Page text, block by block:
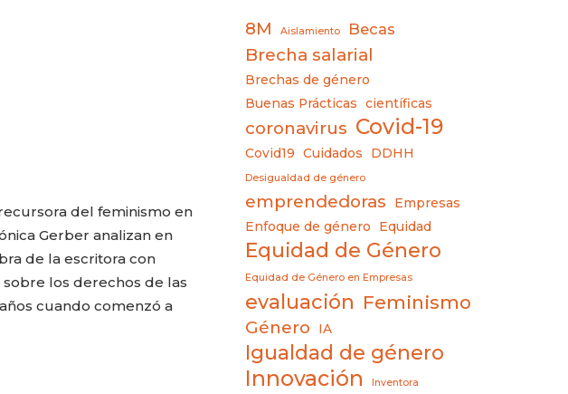
del feminismo en
Gerber analizan en
de la escritora con
sobre los derechos de las
cuando comenzó a
8M Aislamiento Becas
Brecha salarial
Brechas de género
Buenas Prácticas
científicas
coronavirus Covid-19
Covid19 Cuidados DDHH
Desigualdad de género
emprendedoras
Empresas
Enfoque de género
Equidad
Equidad de Género
Equidad de Género en Empresas
evaluación Feminismo
Género IA
Igualdad de género
Innovación Inventora